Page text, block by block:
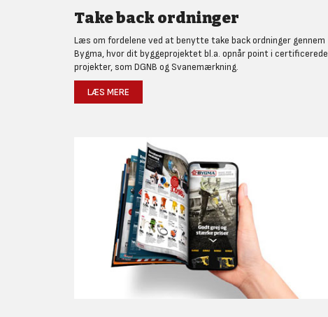
Take back ordninger
Læs om fordelene ved at benytte take back ordninger gennem
Bygma, hvor dit byggeprojektet bl.a. opnår point i certificerede
projekter, som DGNB og Svanemærkning.
LÆS MERE